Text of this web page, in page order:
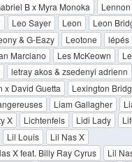
B x Myra Monoka
Leo Sayer Leon Leon
& G-Eazy Leotone lépés
Marciano Les McKeown
letray akos & zsedenyi adrienn
x David Guetta Lexington
Liam Gallagher
X Lichtenfels Lidi Lady
Lil Louis
Lil Nas X
X feat. Billy Ray Cyrus
Lil